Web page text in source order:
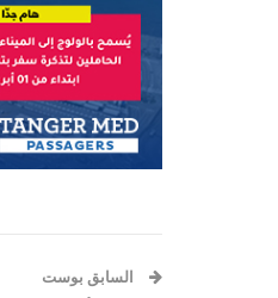
السابق بوست